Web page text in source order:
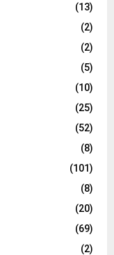
(13)
(2)
(2)
(5)
(10)
(25)
(52)
(8)
(101)
(8)
(20)
(69)
(2)